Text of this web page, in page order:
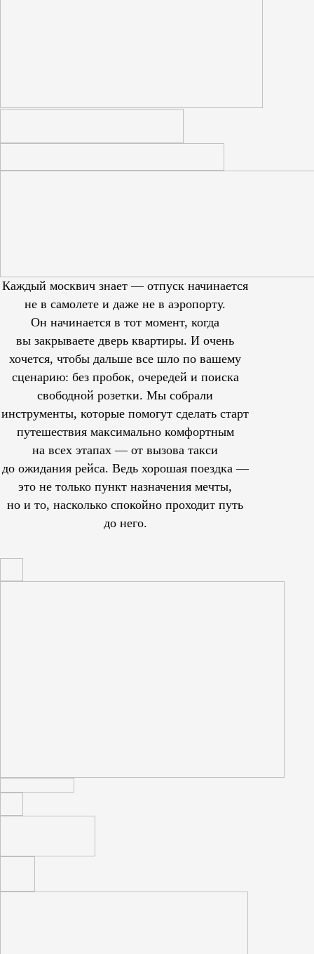
Каждый москвич знает — отпуск начинается
не в самолете и даже не в аэропорту.
Он начинается в тот момент, когда
вы закрываете дверь квартиры. И очень
хочется, чтобы дальше все шло по вашему
сценарию: без пробок, очередей и поиска
свободной розетки. Мы собрали
инструменты, которые помогут сделать старт
путешествия максимально комфортным
на всех этапах — от вызова такси
до ожидания рейса. Ведь хорошая поездка —
это не только пункт назначения мечты,
но и то, насколько спокойно проходит путь
до него.